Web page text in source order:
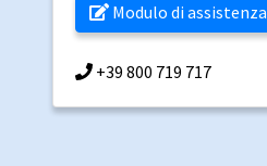
Modulo di assistenza
+39 800 719 717